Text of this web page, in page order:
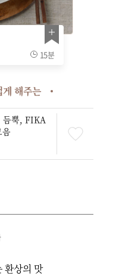
15분
게 해주는
듬뿍, FIKA
환상의 맛